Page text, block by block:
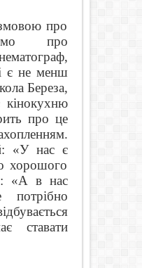
про
про
є не менш
Береза,
кінокухню
про це
«У нас є
хорошого
«А в нас
ставати